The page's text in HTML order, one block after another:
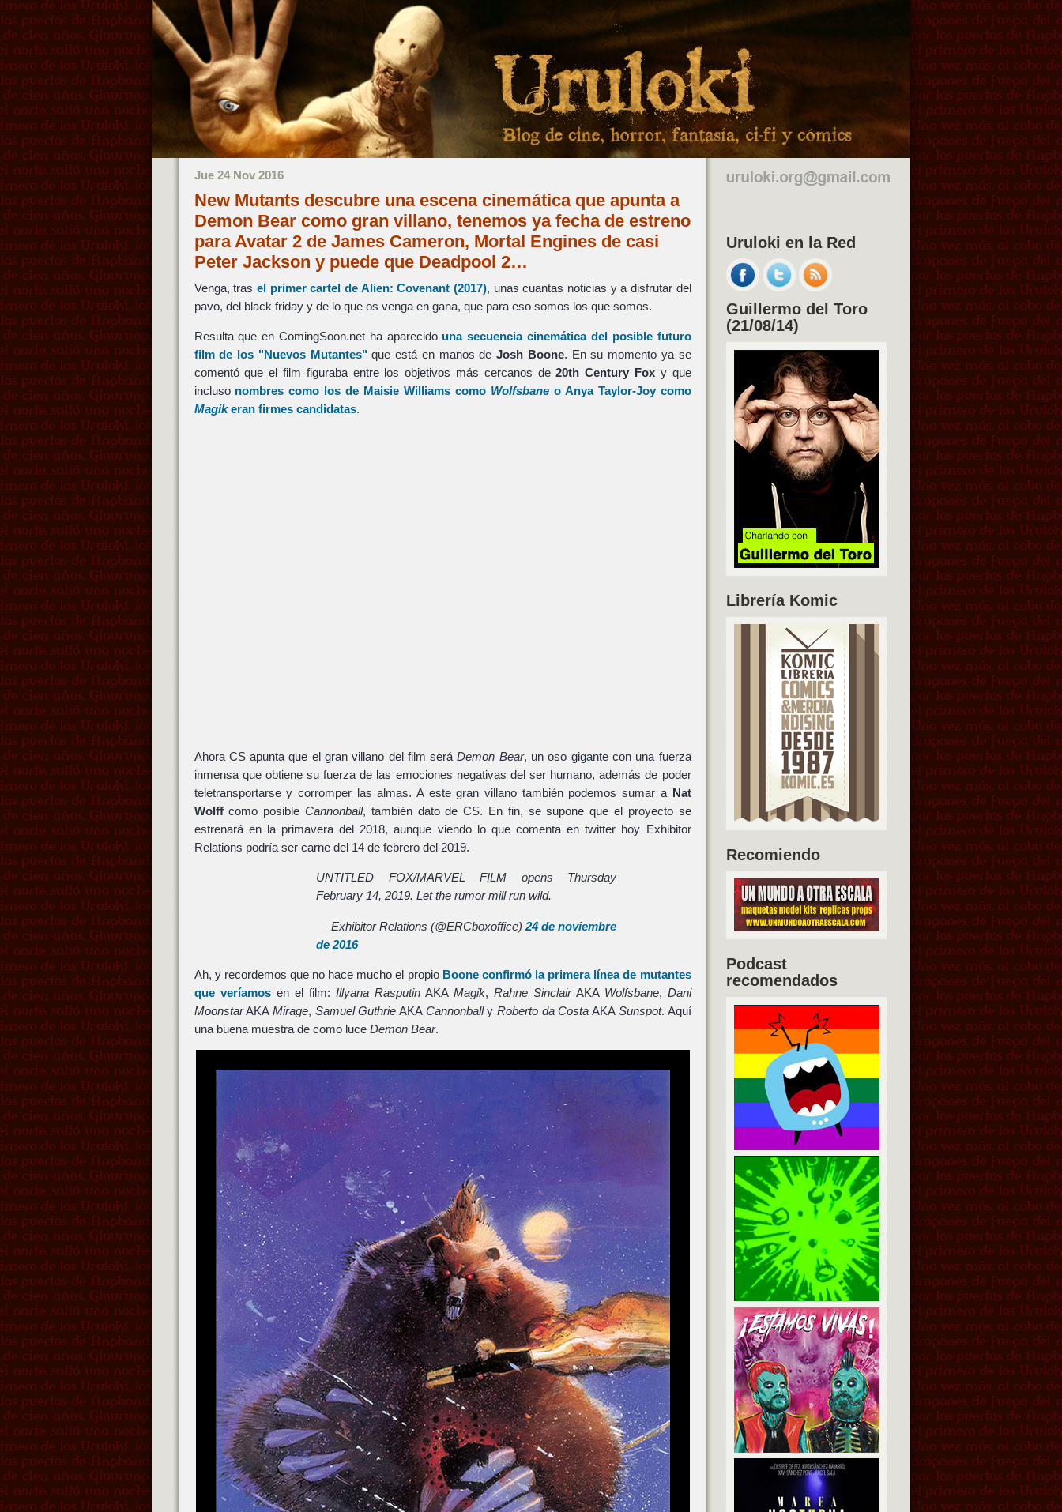
Jue 24 Nov 2016
New Mutants descubre una escena cinemática que apunta a
Demon Bear como gran villano, tenemos ya fecha de estreno
para Avatar 2 de James Cameron, Mortal Engines de casi
Peter Jackson y puede que Deadpool 2…
Venga, tras el primer cartel de Alien: Covenant (2017), unas cuantas noticias y a disfrutar del
pavo, del black friday y de lo que os venga en gana, que para eso somos los que somos.
Resulta que en ComingSoon.net ha aparecido una secuencia cinemática del posible futuro
film de los "Nuevos Mutantes" que está en manos deJosh Boone. En su momento ya se
comentó que el film figuraba entre los objetivos más cercanos de20th Century Foxy que
incluso nombres como los de Maisie Williams como Wolfsbaneo Anya Taylor-Joycomo
Magikeran firmes candidatas.
Ahora CS apunta que el gran villano del film seráDemon Bear, un oso gigante con una fuerza
inmensa que obtiene su fuerza de las emociones negativas del ser humano, además de poder
teletransportarse y corromper las almas. A este gran villano también podemos sumar a Nat
Wolffcomo posible Cannonball, también dato de CS. En fin, se supone que el proyecto se
estrenará en la primavera del 2018, aunque viendo lo que comenta en twitter hoy Exhibitor
Relations podría ser carne del 14 de febrero del 2019.
UNTITLED FOX/MARVEL FILM opens Thursday
February 14, 2019. Let the rumor mill run wild.
— Exhibitor Relations (@ERCboxoffice)24 de noviembre
de 2016
Ah, y recordemos que no hace mucho el propio Booneconfirmó la primera línea de mutantes
que veríamosen el film: Illyana RasputinAKA Magik, Rahne SinclairAKA Wolfsbane, Dani
MoonstarAKA Mirage, Samuel Guthrie AKA CannonballyRoberto da Costa AKA Sunspot. Aquí
una buena muestra de como luce Demon Bear.
Uruloki en la Red
Guillermo del Toro
(21/08/14)
Librería Komic
Recomiendo
Podcast
recomendados